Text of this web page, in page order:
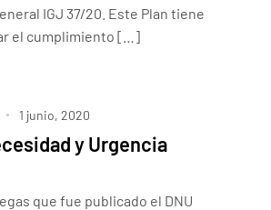
IGJ 37/20. Este Plan tiene
el cumplimiento […]
1 junio, 2020
y Urgencia
que fue publicado el DNU